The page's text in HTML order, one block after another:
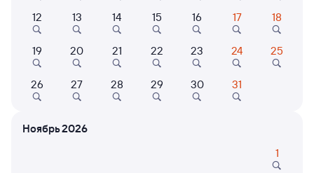
Выберите дату
Воронеж-1
Сириус
в Сухум
05:53 05:55
1 д 2 м в пути
12 13 14 15 16 17 18
19 20 21 22 23 24 25
26 27 28 29 30 31
Ноябрь 2026
1